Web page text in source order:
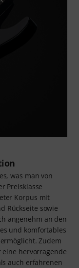
was man von
Preisklasse
Korpus mit
Rückseite sowie
angenehm an den
und komfortables
Zudem
eine hervorragende
auch erfahrenen